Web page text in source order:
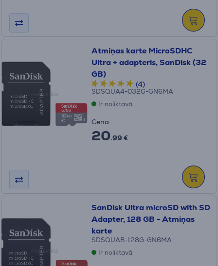
Atmiņas karte MicroSDHC
Ultra + adapteris, SanDisk (32
GB)
(4)
SDSQUA4-032G-GN6MA
Ir noliktavā
Cena:
20.99 €
SanDisk Ultra microSD with SD
Adapter, 128 GB - Atmiņas
karte
SDSQUAB-128G-GN6MA
Ir noliktavā